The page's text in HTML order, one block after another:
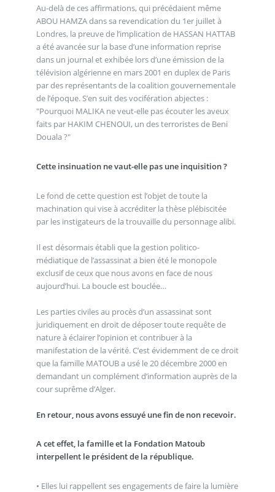
Au-delà de ces affirmations, qui précédaient même
ABOU HAMZA dans sa revendication du 1er juillet à
Londres, la preuve de l’implication de HASSAN HATTAB
a été avancée sur la base d’une information reprise
dans un journal et exhibée lors d’une émission de la
télévision algérienne en mars 2001 en duplex de Paris
par des représentants de la coalition gouvernementale
de l’époque. S’en suit des vocifération abjectes :
"Pourquoi MALIKA ne veut-elle pas écouter les aveux
faits par HAKIM CHENOUI, un des terroristes de Beni
Douala ?"
Cette insinuation ne vaut-elle pas une inquisition ?
Le fond de cette question est l’objet de toute la
machination qui vise à accréditer la thèse plébiscitée
par les instigateurs de la trouvaille du personnage alibi.
Il est désormais établi que la gestion politico-
médiatique de l’assassinat a bien été le monopole
exclusif de ceux que nous avons en face de nous
aujourd’hui. La boucle est bouclée…
Les parties civiles au procès d’un assassinat sont
juridiquement en droit de déposer toute requête de
nature à éclairer l’opinion et contribuer à la
manifestation de la vérité. C’est évidemment de ce droit
que la famille MATOUB a usé le 20 décembre 2000 en
demandant un complément d’information auprès de la
cour suprême d’Alger.
En retour, nous avons essuyé une fin de non recevoir.
A cet effet, la famille et la Fondation Matoub
interpellent le président de la république.
• Elles lui rappellent ses engagements de faire la lumière